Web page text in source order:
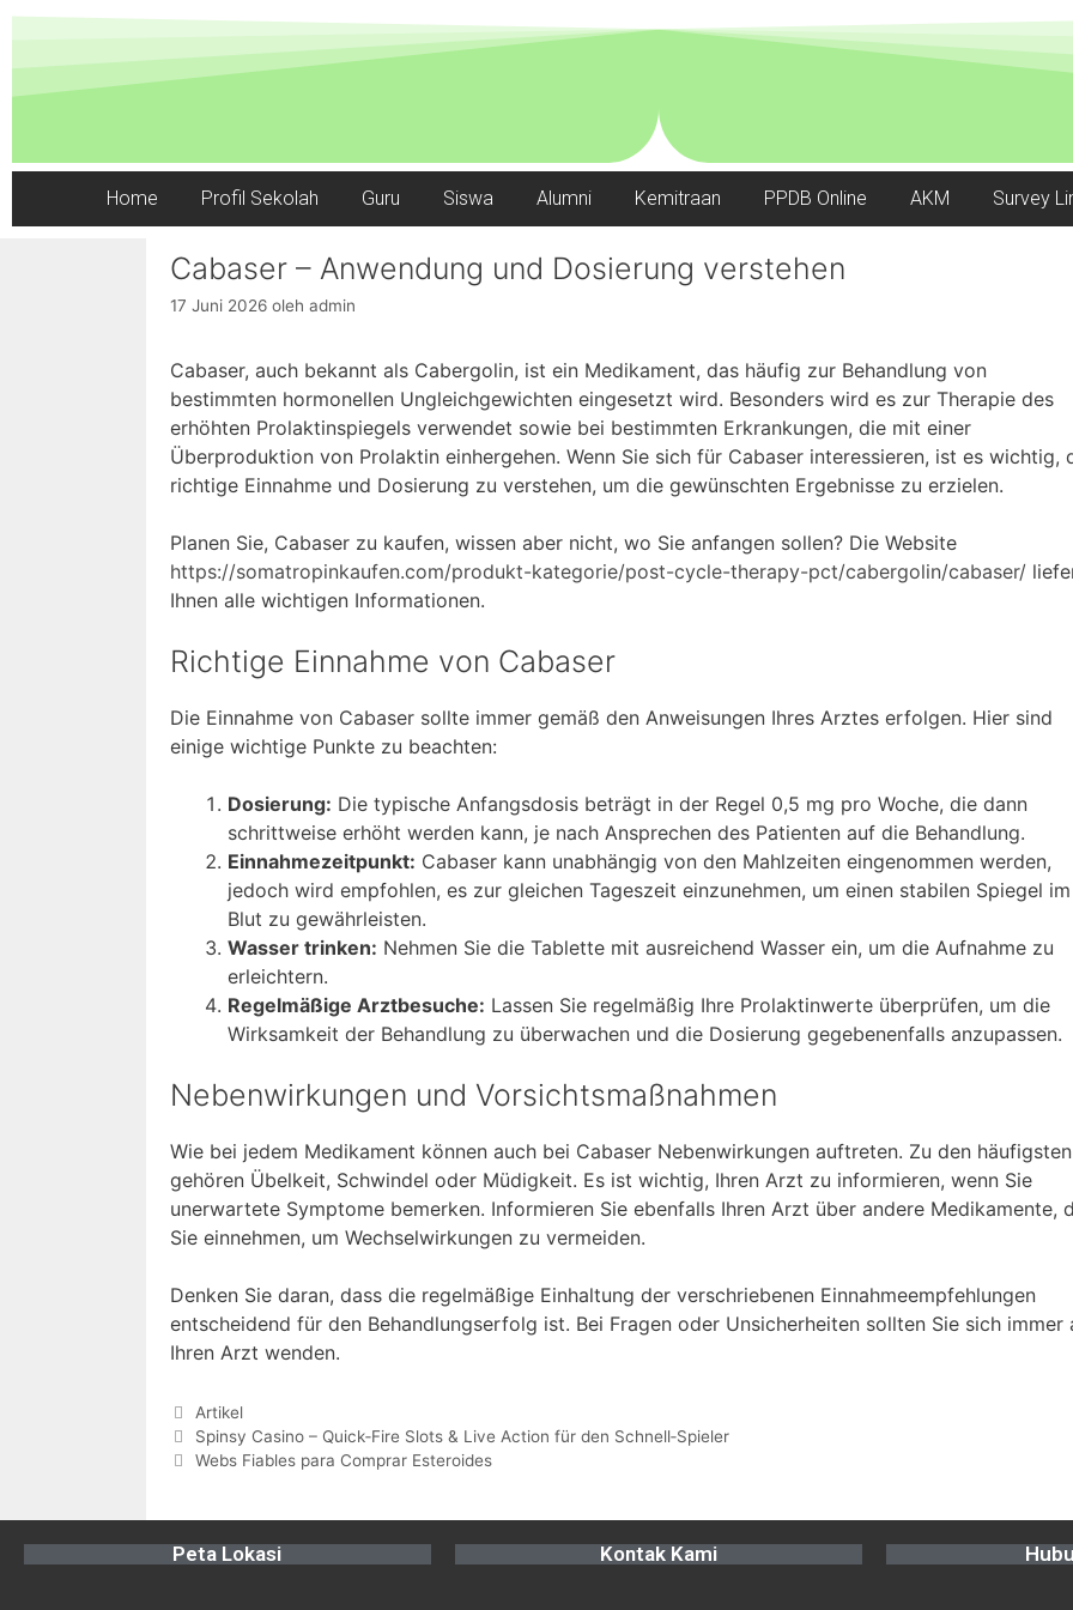
Home Profil Sekolah Guru Siswa Alumni Kemitraan PPDB Online AKM Survey
Cabaser – Anwendung und Dosierung verstehen
17 Juni 2026 oleh admin
Cabaser, auch bekannt als Cabergolin, ist ein Medikament, das häufig zur Behandlung von
bestimmten hormonellen Ungleichgewichten eingesetzt wird. Besonders wird es zur Therapie des
erhöhten Prolaktinspiegels verwendet sowie bei bestimmten Erkrankungen, die mit einer
Überproduktion von Prolaktin einhergehen. Wenn Sie sich für Cabaser interessieren, ist es wichtig,
richtige Einnahme und Dosierung zu verstehen, um die gewünschten Ergebnisse zu erzielen.
Planen Sie, Cabaser zu kaufen, wissen aber nicht, wo Sie anfangen sollen? Die Website
https://somatropinkaufen.com/produkt-kategorie/post-cycle-therapy-pct/cabergolin/cabaser/
Ihnen alle wichtigen Informationen.
Richtige Einnahme von Cabaser
Die Einnahme von Cabaser sollte immer gemäß den Anweisungen Ihres Arztes erfolgen. Hier sind
einige wichtige Punkte zu beachten:
Dosierung: Die typische Anfangsdosis beträgt in der Regel 0,5 mg pro Woche, die dann
schrittweise erhöht werden kann, je nach Ansprechen des Patienten auf die Behandlung.
Einnahmezeitpunkt: Cabaser kann unabhängig von den Mahlzeiten eingenommen werden,
jedoch wird empfohlen, es zur gleichen Tageszeit einzunehmen, um einen stabilen Spiegel im
Blut zu gewährleisten.
Wasser trinken: Nehmen Sie die Tablette mit ausreichend Wasser ein, um die Aufnahme zu
erleichtern.
Regelmäßige Arztbesuche: Lassen Sie regelmäßig Ihre Prolaktinwerte überprüfen, um die
Wirksamkeit der Behandlung zu überwachen und die Dosierung gegebenenfalls anzupassen.
Nebenwirkungen und Vorsichtsmaßnahmen
Wie bei jedem Medikament können auch bei Cabaser Nebenwirkungen auftreten. Zu den häufigsten
gehören Übelkeit, Schwindel oder Müdigkeit. Es ist wichtig, Ihren Arzt zu informieren, wenn Sie
unerwartete Symptome bemerken. Informieren Sie ebenfalls Ihren Arzt über andere Medikamente,
Sie einnehmen, um Wechselwirkungen zu vermeiden.
Denken Sie daran, dass die regelmäßige Einhaltung der verschriebenen Einnahmeempfehlungen
entscheidend für den Behandlungserfolg ist. Bei Fragen oder Unsicherheiten sollten Sie sich immer
Ihren Arzt wenden.
Artikel
Spinsy Casino – Quick‑Fire Slots & Live Action für den Schnell‑Spieler
Webs Fiables para Comprar Esteroides
Peta Lokasi Kontak Kami